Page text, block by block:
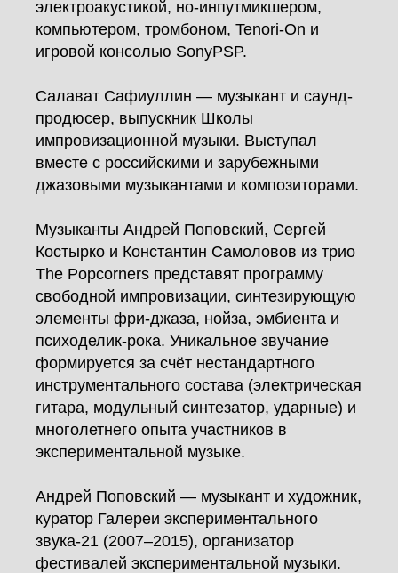
электроакустикой, но-инпутмикшером,
компьютером, тромбоном, Tenori-On и
игровой консолью SonyPSP.
Салават Сафиуллин — музыкант и саунд-
продюсер, выпускник Школы
импровизационной музыки. Выступал
вместе с российскими и зарубежными
джазовыми музыкантами и композиторами.
Музыканты Андрей Поповский, Сергей
Костырко и Константин Самоловов из трио
The Popcorners представят программу
свободной импровизации, синтезирующую
элементы фри‑джаза, нойза, эмбиента и
психоделик‑рока. Уникальное звучание
формируется за счёт нестандартного
инструментального состава (электрическая
гитара, модульный синтезатор, ударные) и
многолетнего опыта участников в
экспериментальной музыке.
Андрей Поповский — музыкант и художник,
куратор Галереи экспериментального
звука‑21 (2007–2015), организатор
фестивалей экспериментальной музыки.